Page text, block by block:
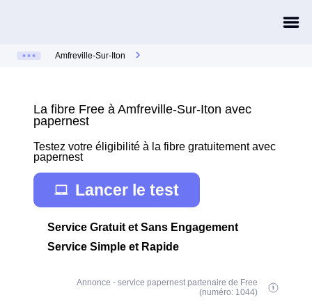
Amfreville-Sur-Iton
La fibre Free à Amfreville-Sur-Iton avec
papernest
Testez votre éligibilité à la fibre gratuitement avec
papernest
Lancer le test
Service Gratuit et Sans Engagement
Service Simple et Rapide
Annonce - service papernest partenaire de Free
(numéro: 1044)